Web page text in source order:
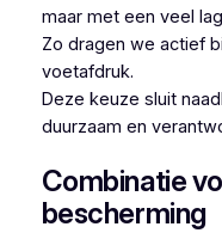
maar met een veel
Zo dragen we actief
voetafdruk.
Deze keuze sluit
duurzaam en
Combinatie
bescherming